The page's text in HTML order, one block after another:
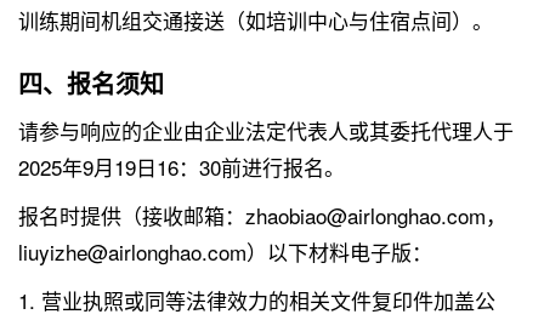
训练期间机组交通接送（如培训中心与住宿点间）。
四、报名须知
请参与响应的企业由企业法定代表人或其委托代理人于
2025年9月19日16：30前进行报名。
报名时提供（接收邮箱：zhaobiao@airlonghao.com，
liuyizhe@airlonghao.com）以下材料电子版：
1. 营业执照或同等法律效力的相关文件复印件加盖公